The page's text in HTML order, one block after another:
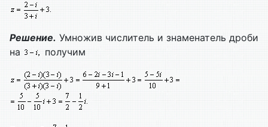
Решение. Умножив числитель и знаменатель дроби
на
получим